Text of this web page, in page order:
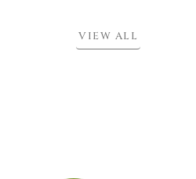
VIEW ALL